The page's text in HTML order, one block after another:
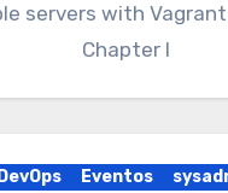
servers with
Chapter I
DevOps Eventos